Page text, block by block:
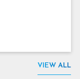
VIEW ALL